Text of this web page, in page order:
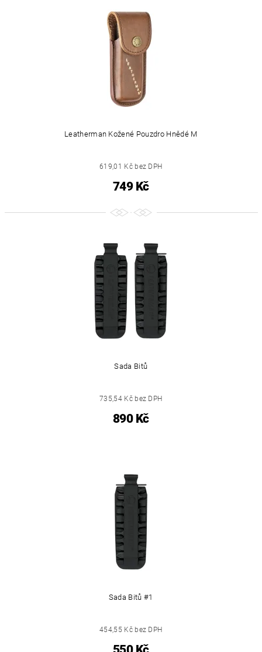
Leatherman Kožené Pouzdro Hnědé M
619,01 Kč bez DPH
749 Kč
Sada Bitů
735,54 Kč bez DPH
890 Kč
Sada Bitů #1
454,55 Kč bez DPH